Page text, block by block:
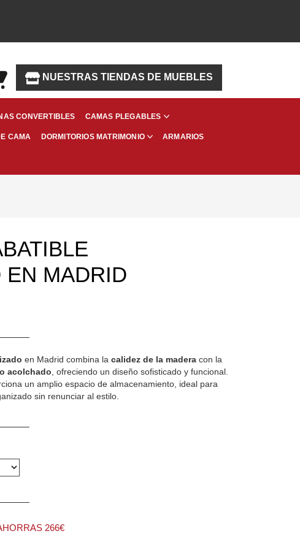
NUESTRAS TIENDAS DE MUEBLES
CONVERTIBLES CAMAS PLEGABLES
CAMA DORMITORIOS MATRIMONIO ARMARIOS
EN MADRID
en Madrid combina la calidez de la madera con la
acolchado, ofreciendo un diseño sofisticado y funcional.
un amplio espacio de almacenamiento, ideal para
sin renunciar al estilo.
266€